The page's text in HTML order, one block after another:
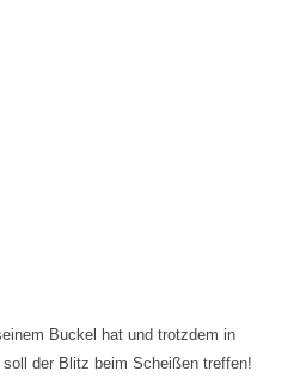
Buckel hat und trotzdem in
der Blitz beim Scheißen treffen!